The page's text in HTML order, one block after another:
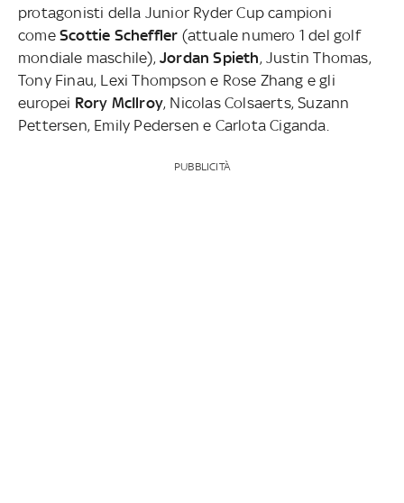
protagonisti della Junior Ryder Cup campioni
come Scottie Scheffler (attuale numero 1 del golf
mondiale maschile), Jordan Spieth, Justin Thomas,
Tony Finau, Lexi Thompson e Rose Zhang e gli
europei Rory McIlroy, Nicolas Colsaerts, Suzann
Pettersen, Emily Pedersen e Carlota Ciganda.
PUBBLICITÀ